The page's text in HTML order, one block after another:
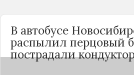
В автобусе
распылил перцовый
пострадали